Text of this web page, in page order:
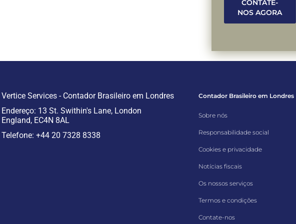
CONTATE-
NOS AGORA
Vertice Services - Contador Brasileiro em Londres
Endereço: 13 St. Swithin's Lane, London
England, EC4N 8AL
Telefone: +44 20 7328 8338
Contador Brasileiro em Londres
Sobre nós
Responsabilidade social
Cookies e privacidade
Notícias fiscais
Os nossos serviços
Termos e condições
Contate-nos